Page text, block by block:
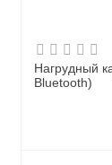
Нагрудный
Bluetooth)